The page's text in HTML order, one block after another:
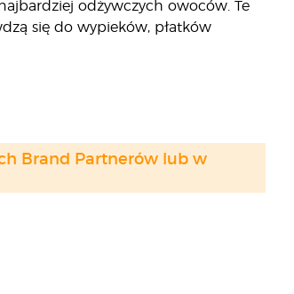
odżywczych owoców. Te
się do wypieków, płatków
Brand Partnerów lub w